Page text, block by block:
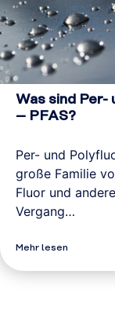
Was sind
– PFAS?
Per- und
große Familie
Fluor und
Vergang…
Mehr lesen